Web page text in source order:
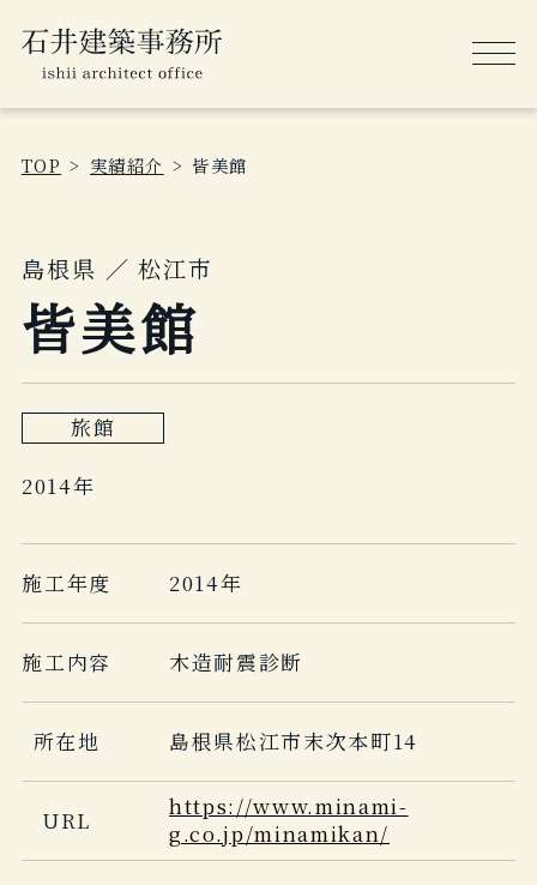
TOP 実績紹介 皆美館
島根県 ／ 松江市
皆美館
旅館
2014年
施工年度 2014年
施工内容 木造耐震診断
所在地 島根県松江市末次本町14
URL
https://www.minami-
g.co.jp/minamikan/